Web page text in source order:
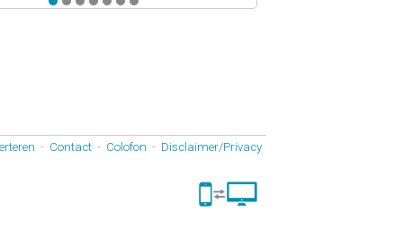
- Contact - Colofon - Disclaimer/Privacy